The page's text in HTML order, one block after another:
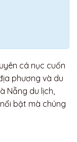
cá nục cuốn
phương và du
Nẵng du lịch,
bật mà chúng